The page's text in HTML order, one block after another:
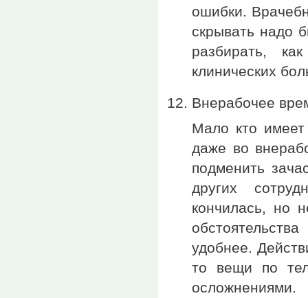
ошибки.
скрывать надо
разбирать,
клинических
Внерабочее
Мало кто имеет
даже во
подменить
других
кончилась, но
удобнее.
то вещи по